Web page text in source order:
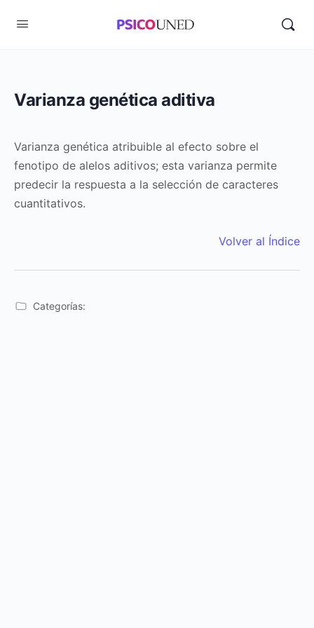
Varianza genética aditiva
Varianza genética atribuible al efecto sobre el
fenotipo de alelos aditivos; esta varianza permite
predecir la respuesta a la selección de caracteres
cuantitativos.
Volver al Índice
Categorías: